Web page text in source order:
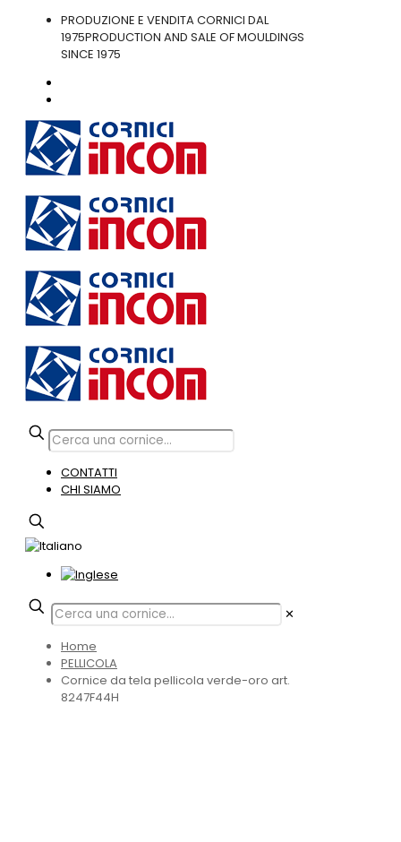
PRODUZIONE E VENDITA CORNICI DAL
1975PRODUCTION AND SALE OF MOULDINGS
SINCE 1975
CONTATTI
CHI SIAMO
✕
Home
PELLICOLA
Cornice da tela pellicola verde-oro art.
8247F44H